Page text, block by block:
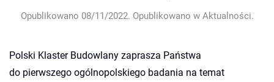
Opublikowano 08/11/2022. Opublikowano w Aktualności.
Polski Klaster Budowlany zaprasza Państwa
do pierwszego ogólnopolskiego badania na temat